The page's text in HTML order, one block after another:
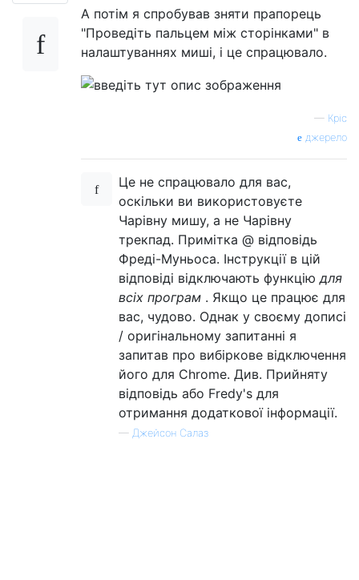
А потім я спробував зняти прапорець
"Проведіть пальцем між сторінками" в
налаштуваннях миші, і це спрацювало.
— Кріс
джерело
Це не спрацювало для вас,
оскільки ви використовуєте
Чарівну мишу, а не Чарівну
трекпад. Примітка @ відповідь
Фреді-Муньоса. Інструкції в цій
відповіді відключають функціюдля
всіх програм . Якщо це працює для
вас, чудово. Однак у своєму дописі
/ оригінальному запитанні я
запитав про вибіркове відключення
його для Chrome. Див. Прийняту
відповідь або Fredy's для
отримання додаткової інформації.
— Джейсон Салаз